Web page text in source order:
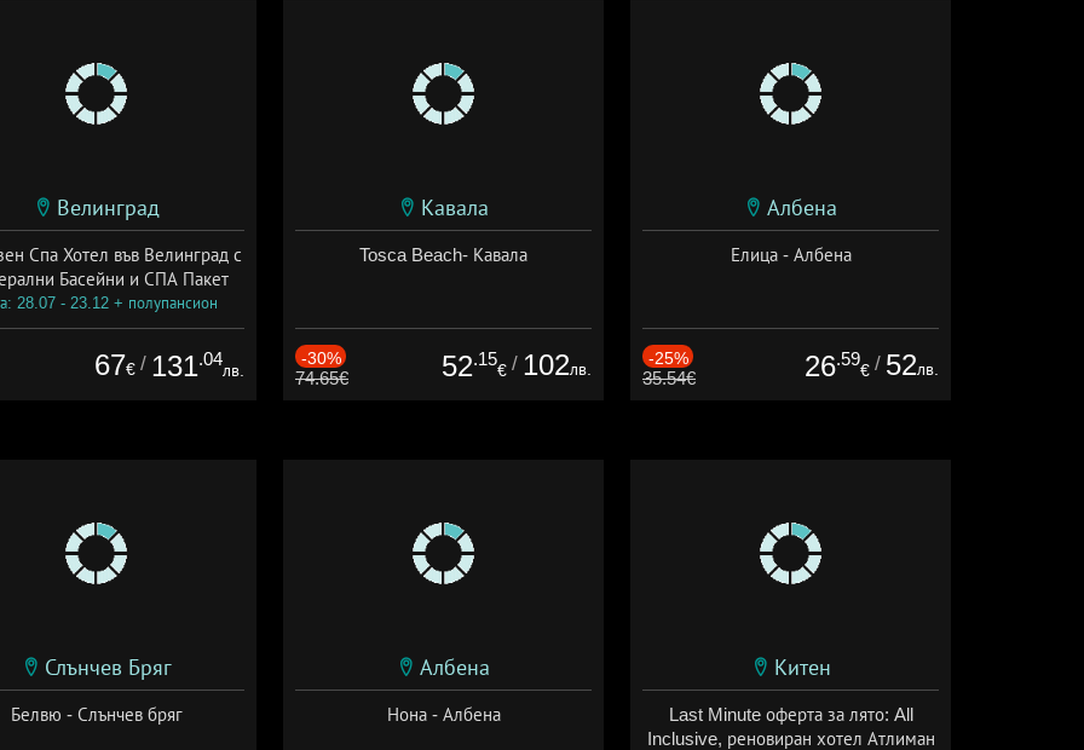
Велинград
Спа Хотел във Велинград с
Басейни и СПА Пакет
28.07 - 23.12 + полупансион
67€ / 131.04
лв.
Кавала
Tosca Beach- Кавала
-30%
74.65€ 52.15
€ / 102лв.
Албена
Елица - Албена
-25%
35.54€ 26.59
€ / 52лв.
Слънчев Бряг
Белвю - Слънчев бряг
Албена
Нона - Албена
Китен
Last Minute оферта за лято: All
Inclusive, реновиран хотел Атлиман